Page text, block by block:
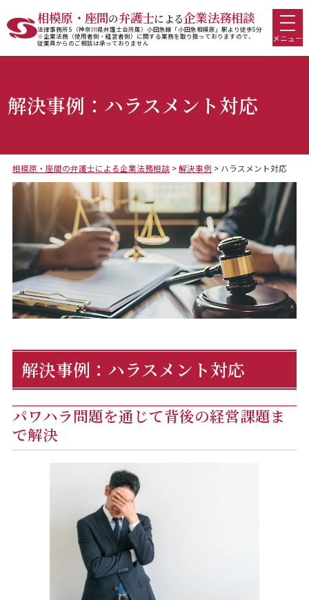
相模原・座間の弁護士による企業法務相談
法律事務所S（神奈川県弁護士会所属）小田急線「小田急相模原」駅より徒歩5分
※企業法務（使用者側・経営者側）に関する業務を取り扱っておりますので、
従業員からのご相談は承っておりません
メニュー
解決事例：ハラスメント対応
相模原・座間の弁護士による企業法務相談>解決事例 > ハラスメント対応
解決事例：ハラスメント対応
パワハラ問題を通じて背後の経営課題ま
で解決